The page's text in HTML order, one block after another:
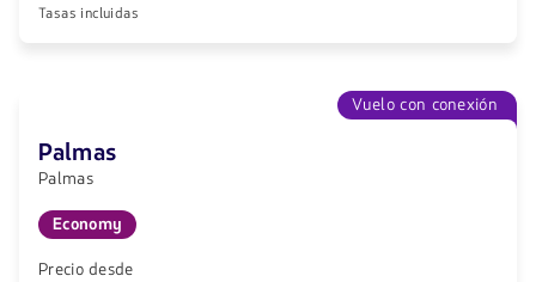
Tasas incluidas
Vuelo con conexión
Palmas
Palmas
Economy
Precio desde